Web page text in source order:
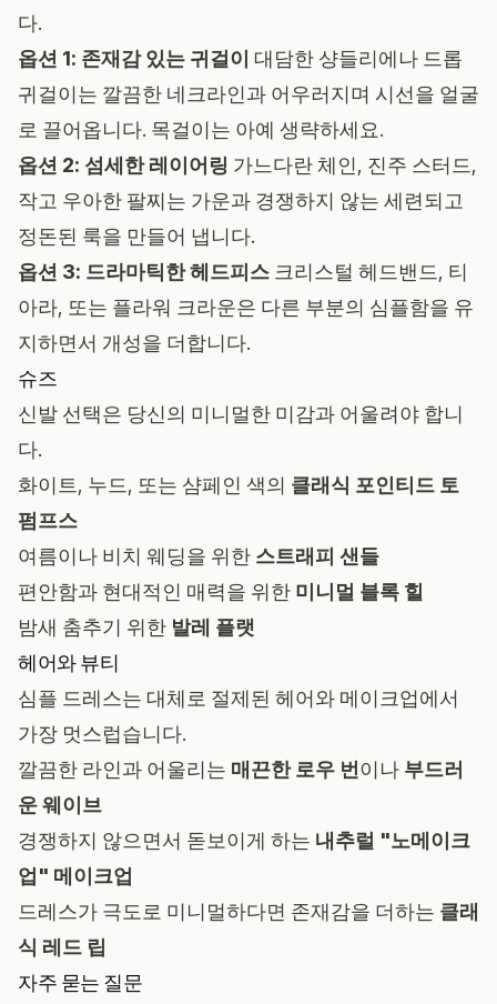
다.
옵션 1: 존재감 있는 귀걸이 대담한 샹들리에나 드롭
귀걸이는 깔끔한 네크라인과 어우러지며 시선을 얼굴
로 끌어옵니다. 목걸이는 아예 생략하세요.
옵션 2: 섬세한 레이어링 가느다란 체인, 진주 스터드,
작고 우아한 팔찌는 가운과 경쟁하지 않는 세련되고
정돈된 룩을 만들어 냅니다.
옵션 3: 드라마틱한 헤드피스 크리스털 헤드밴드, 티
아라, 또는 플라워 크라운은 다른 부분의 심플함을 유
지하면서 개성을 더합니다.
슈즈
신발 선택은 당신의 미니멀한 미감과 어울려야 합니
다.
화이트, 누드, 또는 샴페인 색의 클래식 포인티드 토
펌프스
여름이나 비치 웨딩을 위한 스트래피 샌들
편안함과 현대적인 매력을 위한 미니멀 블록 힐
밤새 춤추기 위한 발레 플랫
헤어와 뷰티
심플 드레스는 대체로 절제된 헤어와 메이크업에서
가장 멋스럽습니다.
깔끔한 라인과 어울리는 매끈한 로우 번 이나 부드러
운 웨이브
경쟁하지 않으면서 돋보이게 하는 내추럴 "노메이크
업" 메이크업
드레스가 극도로 미니멀하다면 존재감을 더하는 클래
식 레드 립
자주 묻는 질문